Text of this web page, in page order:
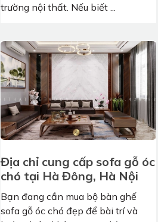
trường nội thất. Nếu biết ...
Địa chỉ cung cấp sofa gỗ óc
chó tại Hà Đông, Hà Nội
Bạn đang cần mua bộ bàn ghế
sofa gỗ óc chó đẹp để bài trí và